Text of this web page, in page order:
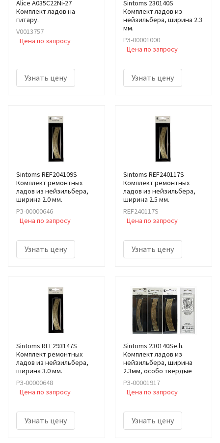
Alice A035C22Ni-27
Комплект ладов на
гитару.
V0013757
Цена по запросу
Узнать цену
Sintoms 230140S
Комплект ладов из
нейзильбера, ширина 2.3
мм.
РЗ-00001000
Цена по запросу
Узнать цену
Sintoms REF204109S
Комплект ремонтных
ладов из нейзильбера,
ширина 2.0 мм.
РЗ-00000646
Цена по запросу
Узнать цену
Sintoms REF240117S
Комплект ремонтных
ладов из нейзильбера,
ширина 2.5 мм.
REF240117S
Цена по запросу
Узнать цену
Sintoms REF293147S
Комплект ремонтных
ладов из нейзильбера,
ширина 3.0 мм.
РЗ-00000648
Цена по запросу
Узнать цену
Sintoms 230140Se.h.
Комплект ладов из
нейзильбера, ширина
2.3мм, особо твердые
РЗ-00001917
Цена по запросу
Узнать цену